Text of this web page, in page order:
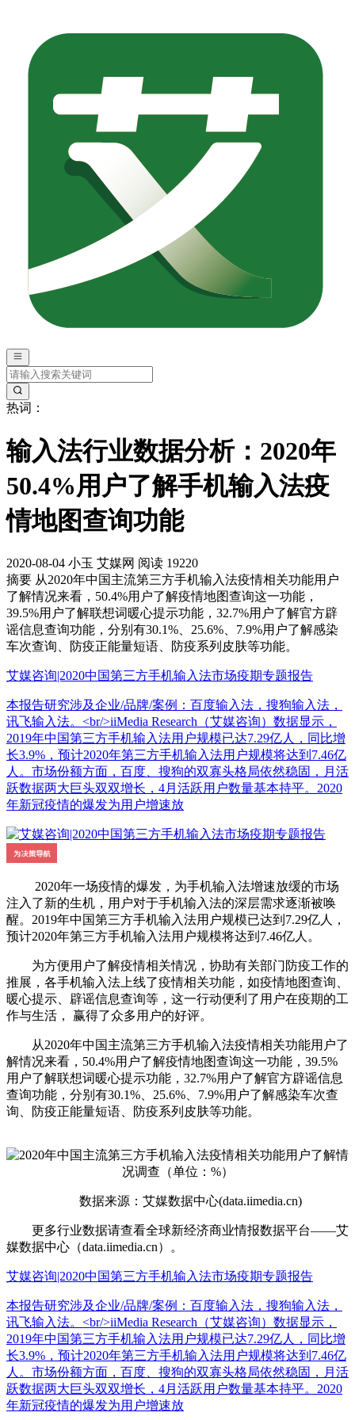
热词：
输入法行业数据分析：2020年
50.4%用户了解手机输入法疫
情地图查询功能
2020-08-04 小玉 艾媒网 阅读 19220
摘要 从2020年中国主流第三方手机输入法疫情相关功能用户
了解情况来看，50.4%用户了解疫情地图查询这一功能，
39.5%用户了解联想词暖心提示功能，32.7%用户了解官方辟
谣信息查询功能，分别有30.1%、25.6%、7.9%用户了解感染
车次查询、防疫正能量短语、防疫系列皮肤等功能。
艾媒咨询|2020中国第三方手机输入法市场疫期专题报告
本报告研究涉及企业/品牌/案例：百度输入法，搜狗输入法，
讯飞输入法。<br/>iiMedia Research（艾媒咨询）数据显示，
2019年中国第三方手机输入法用户规模已达7.29亿人，同比增
长3.9%，预计2020年第三方手机输入法用户规模将达到7.46亿
人。市场份额方面，百度、搜狗的双寡头格局依然稳固，月活
跃数据两大巨头双双增长，4月活跃用户数量基本持平。2020
年新冠疫情的爆发为用户增速放
2020年一场疫情的爆发，为手机输入法增速放缓的市场
注入了新的生机，用户对于手机输入法的深层需求逐渐被唤
醒。2019年中国第三方手机输入法用户规模已达到7.29亿人，
预计2020年第三方手机输入法用户规模将达到7.46亿人。
为方便用户了解疫情相关情况，协助有关部门防疫工作的
推展，各手机输入法上线了疫情相关功能，如疫情地图查询、
暖心提示、辟谣信息查询等，这一行动便利了用户在疫期的工
作与生活， 赢得了众多用户的好评。
从2020年中国主流第三方手机输入法疫情相关功能用户了
解情况来看，50.4%用户了解疫情地图查询这一功能，39.5%
用户了解联想词暖心提示功能，32.7%用户了解官方辟谣信息
查询功能，分别有30.1%、25.6%、7.9%用户了解感染车次查
询、防疫正能量短语、防疫系列皮肤等功能。
数据来源：艾媒数据中心(data.iimedia.cn)
更多行业数据请查看全球新经济商业情报数据平台——艾
媒数据中心（data.iimedia.cn）。
艾媒咨询|2020中国第三方手机输入法市场疫期专题报告
本报告研究涉及企业/品牌/案例：百度输入法，搜狗输入法，
讯飞输入法。<br/>iiMedia Research（艾媒咨询）数据显示，
2019年中国第三方手机输入法用户规模已达7.29亿人，同比增
长3.9%，预计2020年第三方手机输入法用户规模将达到7.46亿
人。市场份额方面，百度、搜狗的双寡头格局依然稳固，月活
跃数据两大巨头双双增长，4月活跃用户数量基本持平。2020
年新冠疫情的爆发为用户增速放